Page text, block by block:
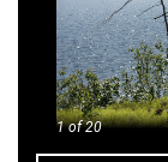
1of 20